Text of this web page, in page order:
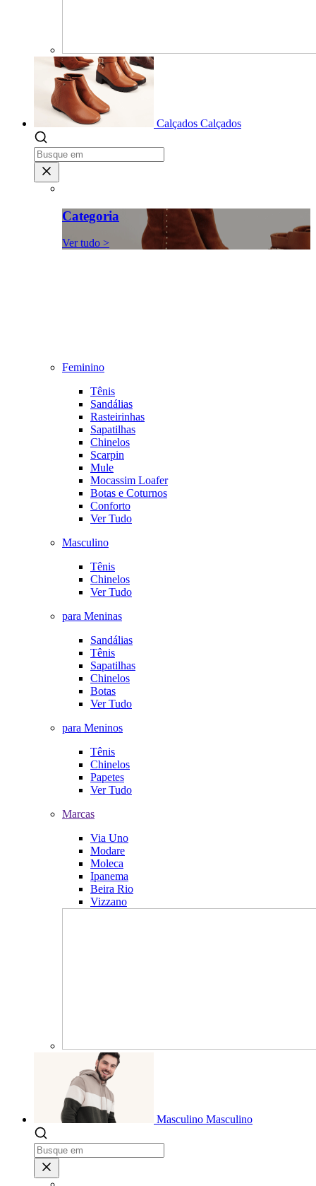
Calçados Calçados
Categoria
Ver tudo >
Feminino
Tênis
Sandálias
Rasteirinhas
Sapatilhas
Chinelos
Scarpin
Mule
Mocassim Loafer
Botas e Coturnos
Conforto
Ver Tudo
Masculino
Tênis
Chinelos
Ver Tudo
para Meninas
Sandálias
Tênis
Sapatilhas
Chinelos
Botas
Ver Tudo
para Meninos
Tênis
Chinelos
Papetes
Ver Tudo
Marcas
Via Uno
Modare
Moleca
Ipanema
Beira Rio
Vizzano
Masculino Masculino